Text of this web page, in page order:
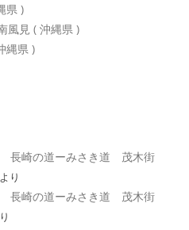
県 )
見 ( 沖縄県 )
県 )
長崎の道ーみさき道 茂木街
より
長崎の道ーみさき道 茂木街